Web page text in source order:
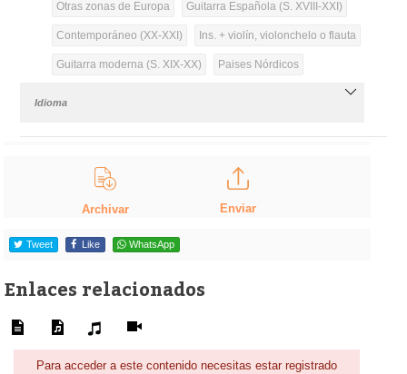
Otras zonas de Europa Guitarra Española (S. XVIII-XXI)
Contemporáneo (XX-XXI) Ins. + violín, violonchelo o flauta
Guitarra moderna (S. XIX-XX) Paises Nórdicos
Idioma
Archivar Enviar
Tweet Like WhatsApp
Enlaces relacionados
Para acceder a este contenido necesitas estar registrado